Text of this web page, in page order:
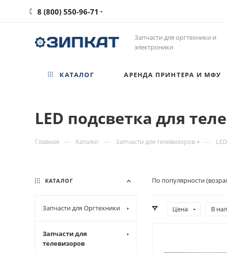
8 (800) 550-96-71
Запчасти для оргтехники и
электроники
КАТАЛОГ АРЕНДА ПРИНТЕРА И МФУ
LED подсветка для
Главная — Каталог — Запчасти для телевизоров —
По популярности
Цена В
КАТАЛОГ
Запчасти для Оргтехники
Запчасти для
телевизоров